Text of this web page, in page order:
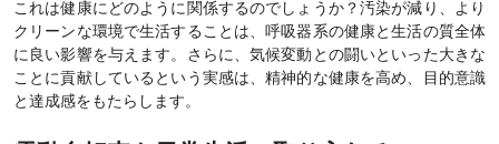
これは健康にどのように関係するのでしょうか？汚染が減り、より
クリーンな環境で生活することは、呼吸器系の健康と生活の質全体
に良い影響を与えます。さらに、気候変動との闘いといった大きな
ことに貢献しているという実感は、精神的な健康を高め、目的意識
と達成感をもたらします。